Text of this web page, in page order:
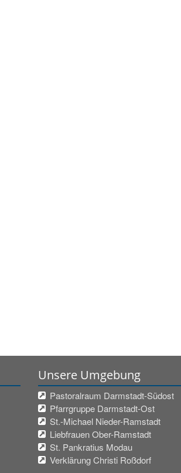
Unsere Umgebung
Pastoralraum Darmstadt-Südost
Pfarrgruppe Darmstadt-Ost
St.-Michael Nieder-Ramstadt
Liebfrauen Ober-Ramstadt
St. Pankratius Modau
Verklärung Christi Roßdorf